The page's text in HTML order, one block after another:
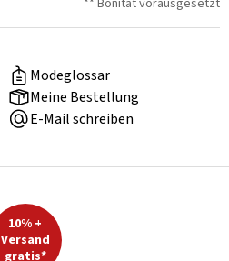
** Bonität vorausgesetzt
Modeglossar
Meine Bestellung
E-Mail schreiben
10% +
Versand
gratis*